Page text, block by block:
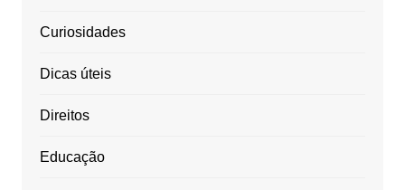
Curiosidades
Dicas úteis
Direitos
Educação